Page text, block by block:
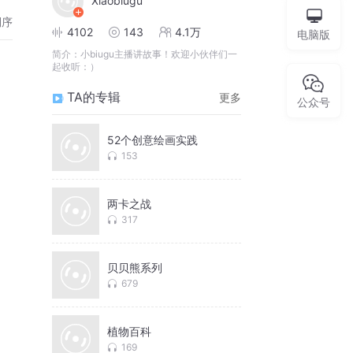
4102 143 4.1万
简介： 小biugu主播讲故事！欢迎小伙伴们一
起收听：）
TA的专辑 更多
52个创意绘画实践
153
两卡之战
317
贝贝熊系列
679
植物百科
169
电脑版
公众号